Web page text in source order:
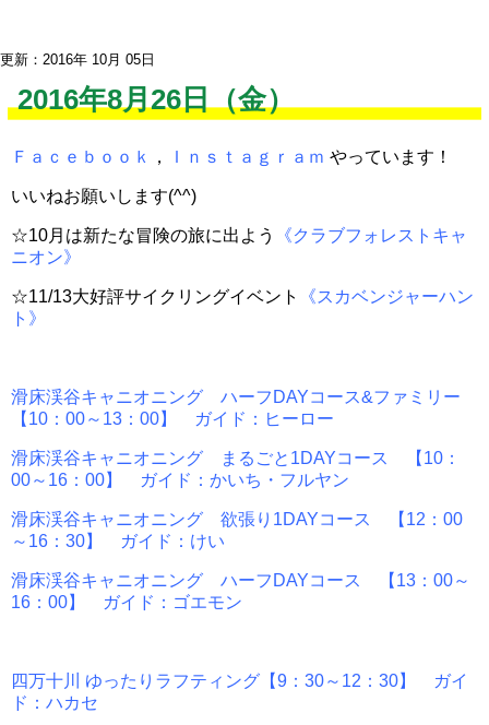
更新：2016年 10月 05日
2016年8月26日（金）
Ｆａｃｅｂｏｏｋ ， Ｉｎｓｔａｇｒａｍ やっています！
いいねお願いします(^^)
☆10月は新たな冒険の旅に出よう
《クラブフォレストキャ
ニオン》
☆11/13大好評サイクリングイベント
《スカベンジャーハン
ト》
滑床渓谷キャニオニング ハーフDAYコース&ファミリー
【10：00～13：00】 ガイド：ヒーロー
滑床渓谷キャニオニング まるごと1DAYコース 【10：
00～16：00】 ガイド：かいち・フルヤン
滑床渓谷キャニオニング 欲張り1DAYコース 【12：00
～16：30】 ガイド：けい
滑床渓谷キャニオニング ハーフDAYコース 【13：00～
16：00】 ガイド：ゴエモン
四万十川 ゆったりラフティング【9：30～12：30】 ガイ
ド：ハカセ